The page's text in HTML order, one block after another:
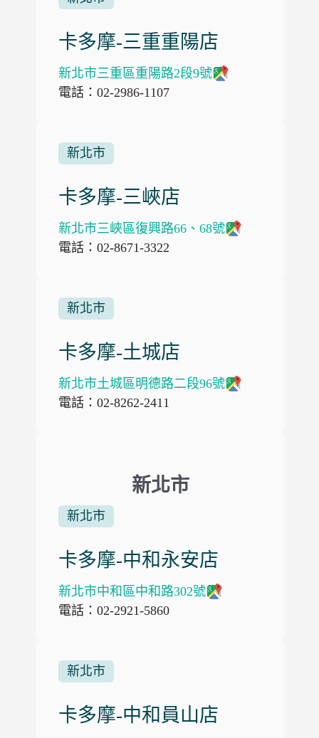
卡多摩-三重重陽店
新北市三重區重陽路2段9號
電話：02-2986-1107
新北市
卡多摩-三峽店
新北市三峽區復興路66、68號
電話：02-8671-3322
新北市
卡多摩-土城店
新北市土城區明德路二段96號
電話：02-8262-2411
新北市
新北市
卡多摩-中和永安店
新北市中和區中和路302號
電話：02-2921-5860
新北市
卡多摩-中和員山店